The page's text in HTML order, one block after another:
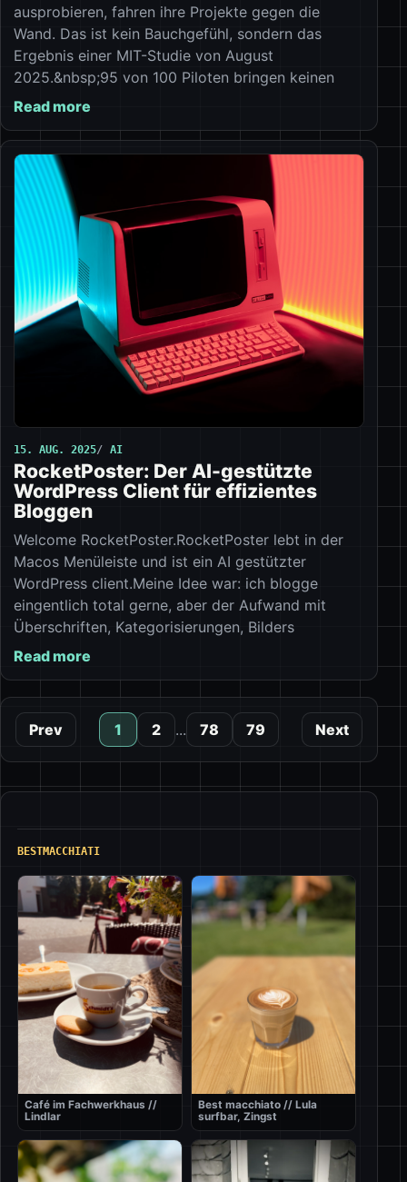
ausprobieren, fahren ihre Projekte gegen die
Wand. Das ist kein Bauchgefühl, sondern das
Ergebnis einer MIT-Studie von August
2025.&nbsp;95 von 100 Piloten bringen keinen
Read more
15. AUG. 2025 AI
RocketPoster: Der AI-gestützte
WordPress Client für effizientes
Bloggen
Welcome RocketPoster.RocketPoster lebt in der
Macos Menüleiste und ist ein AI gestützter
WordPress client.Meine Idee war: ich blogge
eingentlich total gerne, aber der Aufwand mit
Überschriften, Kategorisierungen, Bilders
Read more
Prev 1 2 ... 78 79 Next
BESTMACCHIATI
Café im Fachwerkhaus //
Lindlar
Best macchiato // Lula
surfbar, Zingst